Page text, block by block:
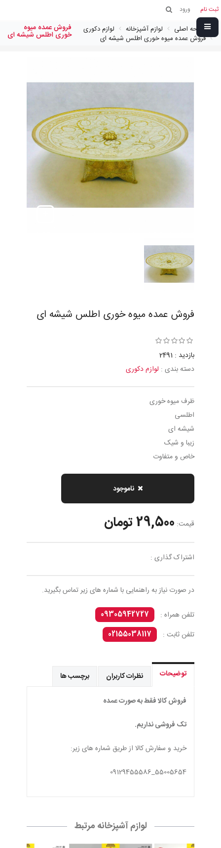
ثبت نام ورود
صفحه اصلی لوازم آشپزخانه
لوازم دکوری
فروش عمده میوه خوری اطلس شیشه ای
فروش عمده میوه
خوری اطلس شیشه ای
فروش عمده میوه خوری اطلس شیشه ای
بازدید : 2491
دسته بندی : لوازم دکوری
ظرف میوه خوری
اطلسی
شیشه ای
زیبا و شیک
خاص و متفاوت
ناموجود
قیمت: 29,500 تومان
اشتراک گذاری :
در صورت نیاز به راهنمایی با شماره های زیر تماس بگیرید.
تلفن همراه :
09305942727
تلفن ثابت :
02155038117
توضیحات نظرات کاربران برچسب ها
فروش کالا فقط به صورت عمده
تک فروشی نداریم.
خرید و سفارش کالا از طریق شماره های زیر:
55005654_09129455586
لوازم آشپزخانه مرتبط